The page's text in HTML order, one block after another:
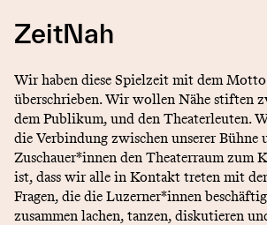
p
t
m
e
n
ü
ZeitNah
Wir haben diese Spielzeit mit dem
überschrieben. Wir wollen Nähe stiften
dem Publikum, und den Theaterleuten.
die Verbindung zwischen unserer Bühne
Zuschauer*innen den Theaterraum zum
ist, dass wir alle in Kontakt treten mit
Fragen, die die Luzerner*innen
zusammen lachen, tanzen, diskutieren